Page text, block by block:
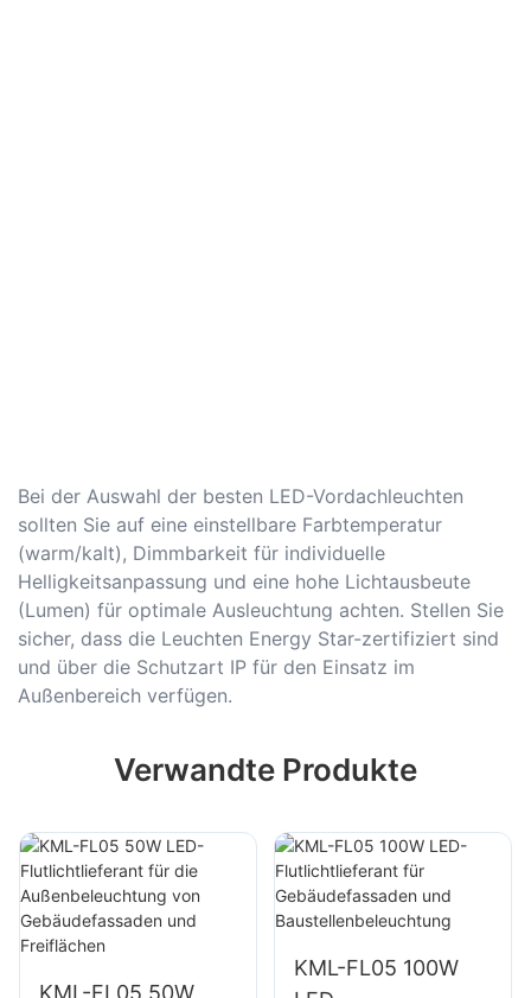
Bei der Auswahl der besten LED-Vordachleuchten
sollten Sie auf eine einstellbare Farbtemperatur
(warm/kalt), Dimmbarkeit für individuelle
Helligkeitsanpassung und eine hohe Lichtausbeute
(Lumen) für optimale Ausleuchtung achten. Stellen Sie
sicher, dass die Leuchten Energy Star-zertifiziert sind
und über die Schutzart IP für den Einsatz im
Außenbereich verfügen.
Verwandte Produkte
KML-FL05 50W
KML-FL05 100W